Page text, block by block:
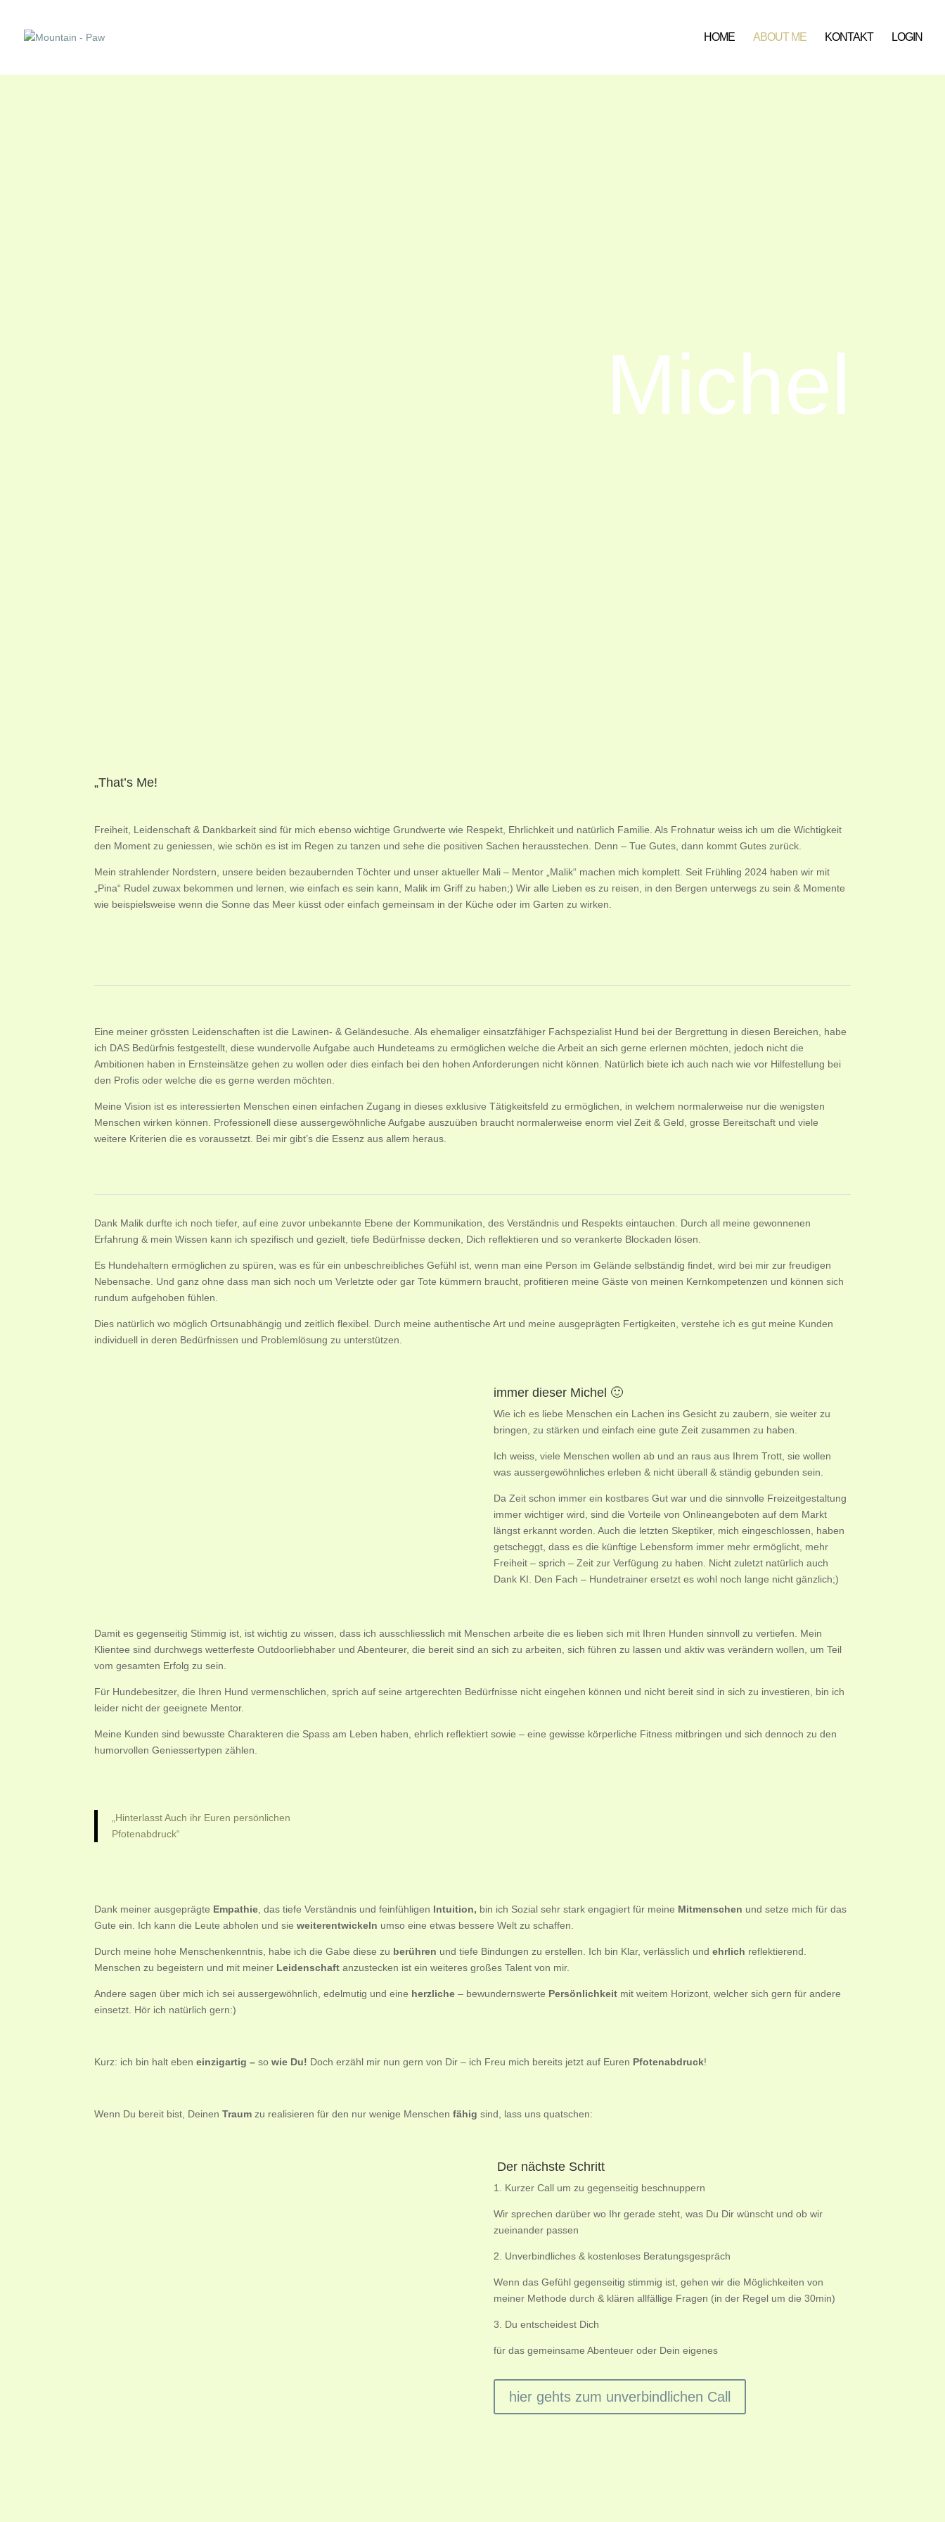
HOME ABOUT ME KONTAKT LOGIN
Michel
„That’s Me!
Freiheit, Leidenschaft & Dankbarkeit sind für mich ebenso wichtige Grundwerte wie Respekt, Ehrlichkeit und natürlich Familie. Als Frohnatur weiss ich um die Wichtigkeit
den Moment zu geniessen, wie schön es ist im Regen zu tanzen und sehe die positiven Sachen herausstechen. Denn – Tue Gutes, dann kommt Gutes zurück.
Mein strahlender Nordstern, unsere beiden bezaubernden Töchter und unser aktueller Mali – Mentor „Malik“ machen mich komplett. Seit Frühling 2024 haben wir mit
„Pina“ Rudel zuwax bekommen und lernen, wie einfach es sein kann, Malik im Griff zu haben;) Wir alle Lieben es zu reisen, in den Bergen unterwegs zu sein & Momente
wie beispielsweise wenn die Sonne das Meer küsst oder einfach gemeinsam in der Küche oder im Garten zu wirken.
Eine meiner grössten Leidenschaften ist die Lawinen- & Geländesuche. Als ehemaliger einsatzfähiger Fachspezialist Hund bei der Bergrettung in diesen Bereichen, habe
ich DAS Bedürfnis festgestellt, diese wundervolle Aufgabe auch Hundeteams zu ermöglichen welche die Arbeit an sich gerne erlernen möchten, jedoch nicht die
Ambitionen haben in Ernsteinsätze gehen zu wollen oder dies einfach bei den hohen Anforderungen nicht können. Natürlich biete ich auch nach wie vor Hilfestellung bei
den Profis oder welche die es gerne werden möchten.
Meine Vision ist es interessierten Menschen einen einfachen Zugang in dieses exklusive Tätigkeitsfeld zu ermöglichen, in welchem normalerweise nur die wenigsten
Menschen wirken können. Professionell diese aussergewöhnliche Aufgabe auszuüben braucht normalerweise enorm viel Zeit & Geld, grosse Bereitschaft und viele
weitere Kriterien die es voraussetzt. Bei mir gibt’s die Essenz aus allem heraus.
Dank Malik durfte ich noch tiefer, auf eine zuvor unbekannte Ebene der Kommunikation, des Verständnis und Respekts eintauchen. Durch all meine gewonnenen
Erfahrung & mein Wissen kann ich spezifisch und gezielt, tiefe Bedürfnisse decken, Dich reflektieren und so verankerte Blockaden lösen.
Es Hundehaltern ermöglichen zu spüren, was es für ein unbeschreibliches Gefühl ist, wenn man eine Person im Gelände selbständig findet, wird bei mir zur freudigen
Nebensache. Und ganz ohne dass man sich noch um Verletzte oder gar Tote kümmern braucht, profitieren meine Gäste von meinen Kernkompetenzen und können sich
rundum aufgehoben fühlen.
Dies natürlich wo möglich Ortsunabhängig und zeitlich flexibel. Durch meine authentische Art und meine ausgeprägten Fertigkeiten, verstehe ich es gut meine Kunden
individuell in deren Bedürfnissen und Problemlösung zu unterstützen.
immer dieser Michel 🙂
Wie ich es liebe Menschen ein Lachen ins Gesicht zu zaubern, sie weiter zu
bringen, zu stärken und einfach eine gute Zeit zusammen zu haben.
Ich weiss, viele Menschen wollen ab und an raus aus Ihrem Trott, sie wollen
was aussergewöhnliches erleben & nicht überall & ständig gebunden sein.
Da Zeit schon immer ein kostbares Gut war und die sinnvolle Freizeitgestaltung
immer wichtiger wird, sind die Vorteile von Onlineangeboten auf dem Markt
längst erkannt worden. Auch die letzten Skeptiker, mich eingeschlossen, haben
getscheggt, dass es die künftige Lebensform immer mehr ermöglicht, mehr
Freiheit – sprich – Zeit zur Verfügung zu haben. Nicht zuletzt natürlich auch
Dank KI. Den Fach – Hundetrainer ersetzt es wohl noch lange nicht gänzlich;)
Damit es gegenseitig Stimmig ist, ist wichtig zu wissen, dass ich ausschliesslich mit Menschen arbeite die es lieben sich mit Ihren Hunden sinnvoll zu vertiefen. Mein
Klientee sind durchwegs wetterfeste Outdoorliebhaber und Abenteurer, die bereit sind an sich zu arbeiten, sich führen zu lassen und aktiv was verändern wollen, um Teil
vom gesamten Erfolg zu sein.
Für Hundebesitzer, die Ihren Hund vermenschlichen, sprich auf seine artgerechten Bedürfnisse nicht eingehen können und nicht bereit sind in sich zu investieren, bin ich
leider nicht der geeignete Mentor.
Meine Kunden sind bewusste Charakteren die Spass am Leben haben, ehrlich reflektiert sowie – eine gewisse körperliche Fitness mitbringen und sich dennoch zu den
humorvollen Geniessertypen zählen.
„Hinterlasst Auch ihr Euren persönlichen
Pfotenabdruck“
Dank meiner ausgeprägte Empathie , das tiefe Verständnis und feinfühligen Intuition, bin ich Sozial sehr stark engagiert für meine Mitmenschen und setze mich für das
Gute ein. Ich kann die Leute abholen und sieweiterentwickeln umso eine etwas bessere Welt zu schaffen.
Durch meine hohe Menschenkenntnis, habe ich die Gabe diese zu berühren und tiefe Bindungen zu erstellen. Ich bin Klar, verlässlich undehrlich reflektierend.
Menschen zu begeistern und mit meiner Leidenschaft anzustecken ist ein weiteres großes Talent von mir.
Andere sagen über mich ich sei aussergewöhnlich, edelmutig und eine herzliche – bewundernswerte Persönlichkeit mit weitem Horizont, welcher sich gern für andere
einsetzt. Hör ich natürlich gern:)
Kurz: ich bin halt eben einzigartig –so wie Du! Doch erzähl mir nun gern von Dir – ich Freu mich bereits jetzt auf Euren Pfotenabdruck!
Wenn Du bereit bist, DeinenTraum zu realisieren für den nur wenige Menschenfähig sind, lass uns quatschen:
Der nächste Schritt
1. Kurzer Call um zu gegenseitig beschnuppern
Wir sprechen darüber wo Ihr gerade steht, was Du Dir wünscht und ob wir
zueinander passen
2. Unverbindliches & kostenloses Beratungsgespräch
Wenn das Gefühl gegenseitig stimmig ist, gehen wir die Möglichkeiten von
meiner Methode durch & klären allfällige Fragen (in der Regel um die 30min)
3. Du entscheidest Dich
für das gemeinsame Abenteuer oder Dein eigenes
hier gehts zum unverbindlichen Call